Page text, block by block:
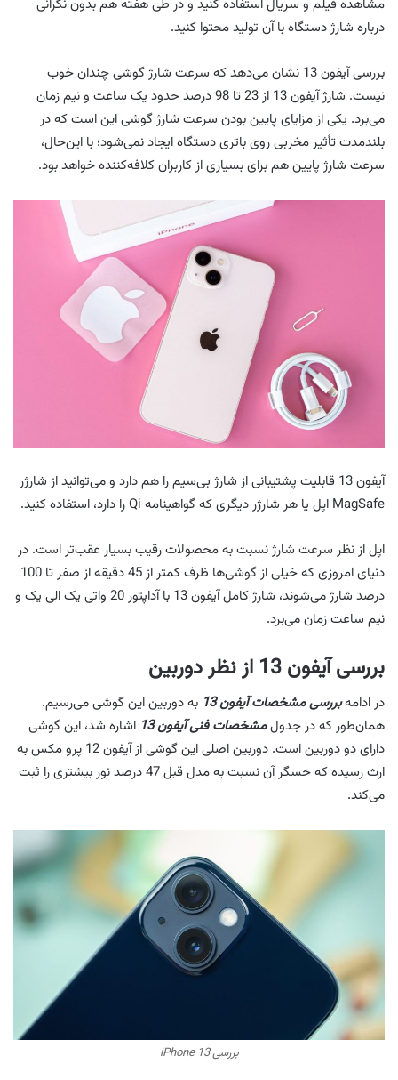
مشاهده فیلم و سریال استفاده کنید و در طی هفته هم بدون نگرانی
درباره شارژ دستگاه با آن تولید محتوا کنید.
بررسی آیفون 13 نشان می‌دهد که سرعت شارژ گوشی چندان خوب
نیست. شارژ آیفون 13 از 23 تا 98 درصد حدود یک ساعت و نیم زمان
می‌برد. یکی از مزایای پایین بودن سرعت شارژ گوشی این است که در
بلندمدت تأثیر مخربی روی باتری دستگاه ایجاد نمی‌شود؛ با این‌حال،
سرعت شارژ پایین هم برای بسیاری از کاربران کلافه‌کننده خواهد بود.
آیفون 13 قابلیت پشتیبانی از شارژ بی‌سیم را هم دارد و می‌توانید از شارژر
MagSafe اپل یا هر شارژر دیگری که گواهینامه Qi را دارد، استفاده کنید.
اپل از نظر سرعت شارژ نسبت به محصولات رقیب بسیار عقب‌تر است. در
دنیای امروزی که خیلی از گوشی‌ها ظرف کمتر از 45 دقیقه از صفر تا 100
درصد شارژ می‌شوند، شارژ کامل آیفون 13 با آداپتور 20 واتی یک الی یک و
نیم ساعت زمان می‌برد.
بررسی آیفون 13 از نظر دوربین
در ادامهبررسی مشخصات آیفون 13
به دوربین این گوشی می‌رسیم.
همان‌طور که در جدولمشخصات فنی آیفون 13
اشاره شد، این گوشی
دارای دو دوربین است. دوربین اصلی این گوشی از آیفون 12 پرو مکس به
ارث رسیده که حسگر آن نسبت به مدل قبل 47 درصد نور بیشتری را ثبت
می‌کند.
بررسی iPhone 13